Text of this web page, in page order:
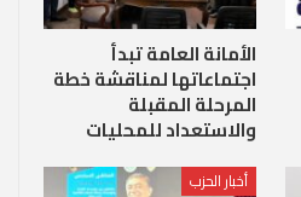
الأمانة العامة تبدأ
اجتماعاتها لمناقشة خطة
المرحلة المقبلة
والاستعداد للمحليات
أخبار الحزب